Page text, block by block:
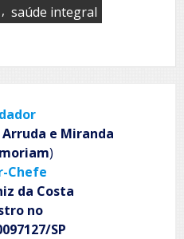
, saúde integral
e Miranda
)
Chefe
da Costa
no
SP